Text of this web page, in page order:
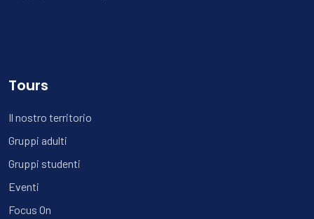
Tours
Il nostro territorio
Gruppi adulti
Gruppi studenti
Eventi
Focus On